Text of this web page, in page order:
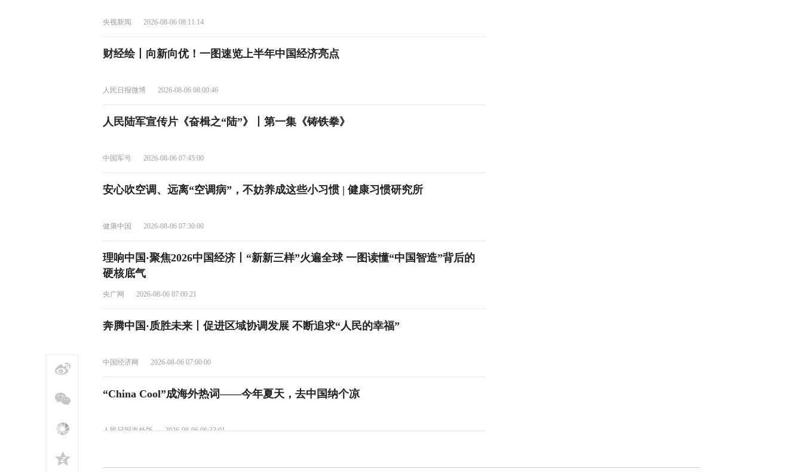
央视新闻 2026-08-06 08:11:14
财经绘丨向新向优！一图速览上半年中国经济亮点
人民日报微博 2026-08-06 08:00:46
人民陆军宣传片《奋楫之“陆”》丨第一集《铸铁拳》
中国军号 2026-08-06 07:45:00
安心吹空调、远离“空调病”，不妨养成这些小习惯 | 健康习惯研究所
健康中国 2026-08-06 07:30:00
理响中国·聚焦2026中国经济丨“新新三样”火遍全球 一图读懂“中国智造”背后的
硬核底气
央广网 2026-08-06 07:00:21
奔腾中国·质胜未来丨促进区域协调发展 不断追求“人民的幸福”
中国经济网 2026-08-06 07:00:00
“China Cool”成海外热词——今年夏天，去中国纳个凉
人民日报海外版 2026-08-06 06:33:01